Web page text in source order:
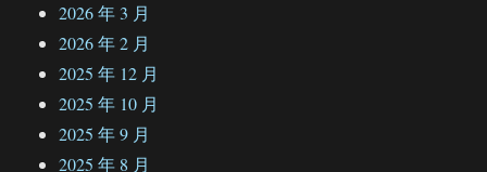
2026 年 3 月
2026 年 2 月
2025 年 12 月
2025 年 10 月
2025 年 9 月
2025 年 8 月